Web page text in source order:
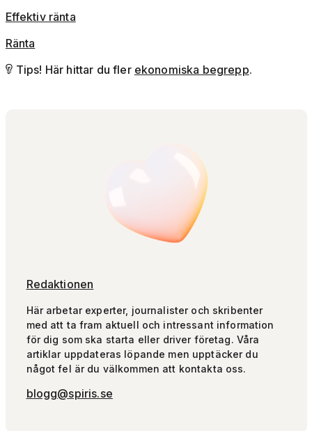
Effektiv ränta
Ränta
 Tips! Här hittar du fler ekonomiska begrepp.
Redaktionen
Här arbetar experter, journalister och skribenter
med att ta fram aktuell och intressant information
för dig som ska starta eller driver företag. Våra
artiklar uppdateras löpande men upptäcker du
något fel är du välkommen att kontakta oss.
blogg@spiris.se